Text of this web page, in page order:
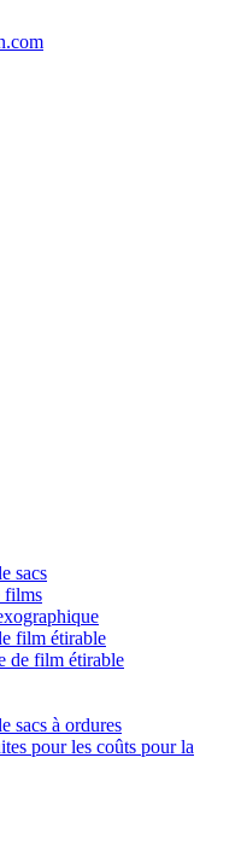
sacs
films
film étirable
de film étirable
sacs à ordures
pour les coûts pour la